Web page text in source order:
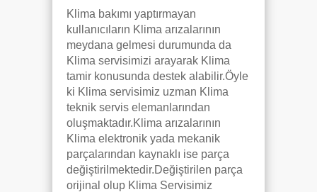
Klima bakımı yaptırmayan
kullanıcıların Klima arızalarının
meydana gelmesi durumunda da
Klima servisimizi arayarak Klima
tamir konusunda destek alabilir.Öyle
ki Klima servisimiz uzman Klima
teknik servis elemanlarından
oluşmaktadır.Klima arızalarının
Klima elektronik yada mekanik
parçalarından kaynaklı ise parça
değiştirilmektedir.Değiştirilen parça
orijinal olup Klima Servisimiz